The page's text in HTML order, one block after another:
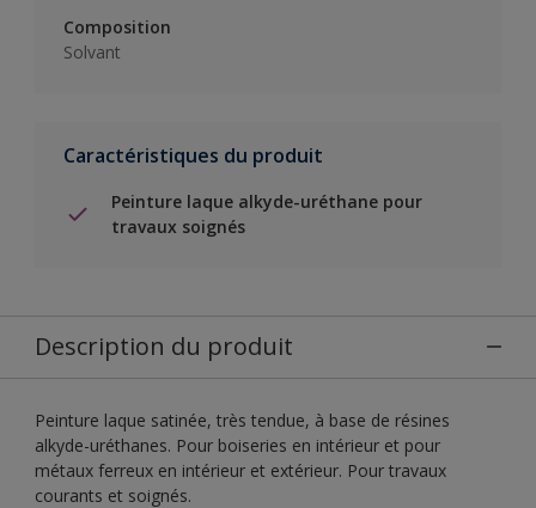
Composition
Solvant
Caractéristiques du produit
Peinture laque alkyde-uréthane pour
travaux soignés
Description du produit
Peinture laque satinée, très tendue, à base de résines
alkyde-uréthanes. Pour boiseries en intérieur et pour
métaux ferreux en intérieur et extérieur. Pour travaux
courants et soignés.